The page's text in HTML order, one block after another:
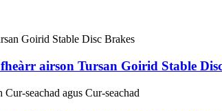
airson Tursan Goirid Stable